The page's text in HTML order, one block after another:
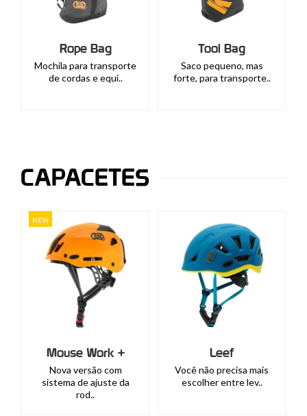
Rope Bag
Mochila para transporte
de cordas e equi..
Tool Bag
Saco pequeno, mas
forte, para transporte..
CAPACETES
NEW
Mouse Work +
Nova versão com
sistema de ajuste da
rod..
Leef
Você não precisa mais
escolher entre lev..